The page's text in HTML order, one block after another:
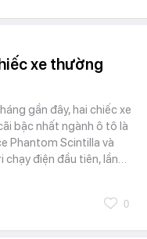
xe thường
gần đây, hai chiếc xe
bậc nhất ngành ô tô là
Phantom Scintilla và
chạy điện đầu tiên, lần…
0